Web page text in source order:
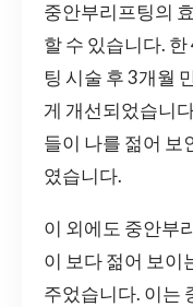
중안부리프팅의
할 수 있습니다.
팅 시술 후 3개월
게 개선되었습니
들이 나를 젊어 보
였습니다.
이 외에도 중안부
이 보다 젊어 보이
주었습니다. 이는